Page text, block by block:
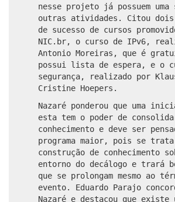
nesse projeto já possuem
outras atividades. Citou dois
de sucesso de cursos
NIC.br, o curso de IPv6,
Antonio Moreiras, que é
possui lista de espera, e o
segurança, realizado por
Cristine Hoepers.
Nazaré ponderou que uma
esta tem o poder de
conhecimento e deve ser
programa maior, pois se trata
construção de conhecimento
entorno do decálogo e trará
que se prolongam mesmo ao
evento. Eduardo Parajo
Nazaré e destacou que existe